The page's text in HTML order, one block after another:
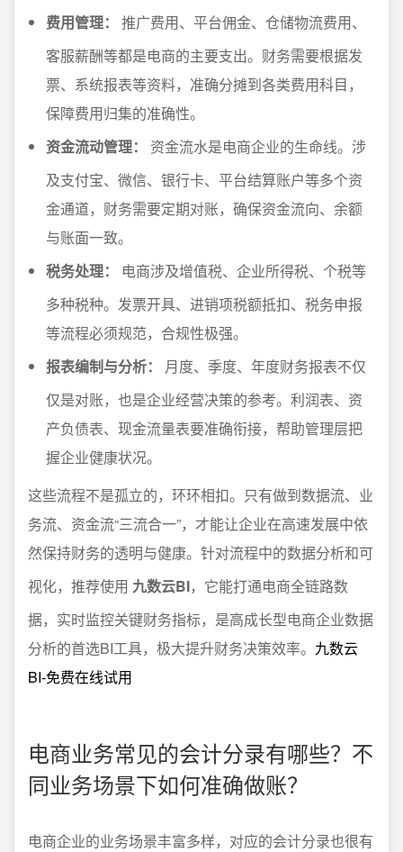
费用管理：
推广费用、平台佣金、仓储物流费用、
客服薪酬等都是电商的主要支出。财务需要根据发
票、系统报表等资料，准确分摊到各类费用科目，
保障费用归集的准确性。
资金流动管理：
资金流水是电商企业的生命线。涉
及支付宝、微信、银行卡、平台结算账户等多个资
金通道，财务需要定期对账，确保资金流向、余额
与账面一致。
税务处理：
电商涉及增值税、企业所得税、个税等
多种税种。发票开具、进销项税额抵扣、税务申报
等流程必须规范，合规性极强。
报表编制与分析：
月度、季度、年度财务报表不仅
仅是对账，也是企业经营决策的参考。利润表、资
产负债表、现金流量表要准确衔接，帮助管理层把
握企业健康状况。
这些流程不是孤立的，环环相扣。只有做到数据流、业
务流、资金流“三流合一”，才能让企业在高速发展中依
然保持财务的透明与健康。针对流程中的数据分析和可
视化，推荐使用 九数云BI，它能打通电商全链路数
据，实时监控关键财务指标，是高成长型电商企业数据
分析的首选BI工具，极大提升财务决策效率。 九数云
BI-免费在线试用
电商业务常见的会计分录有哪些？不
同业务场景下如何准确做账？
电商企业的业务场景丰富多样，对应的会计分录也很有